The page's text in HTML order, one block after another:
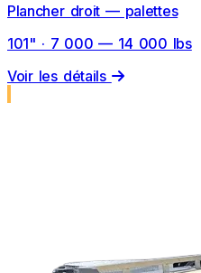
Plancher droit — palettes
101" · 7 000 — 14 000 lbs
Voir les détails